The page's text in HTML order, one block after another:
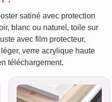
satiné avec protection
blanc ou naturel, toile sur
avec film protecteur,
verre acrylique haute
téléchargement.